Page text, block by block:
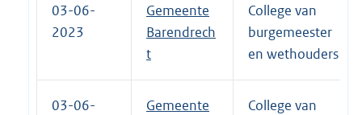
03-06-
2023
Gemeente
Barendrech
t
College van
burgemeester
en wethouders
03-06-
Gemeente
College van